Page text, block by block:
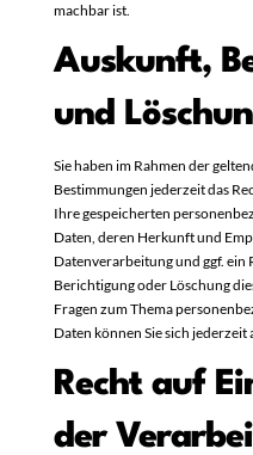
machbar ist.
Auskunft,
und
Sie haben im Rahmen der
Bestimmungen jederzeit das
Ihre gespeicherten
Daten, deren Herkunft und
Datenverarbeitung und ggf. ein
Berichtigung oder Löschung
Fragen zum Thema
Daten können Sie sich jederzeit
Recht auf
der